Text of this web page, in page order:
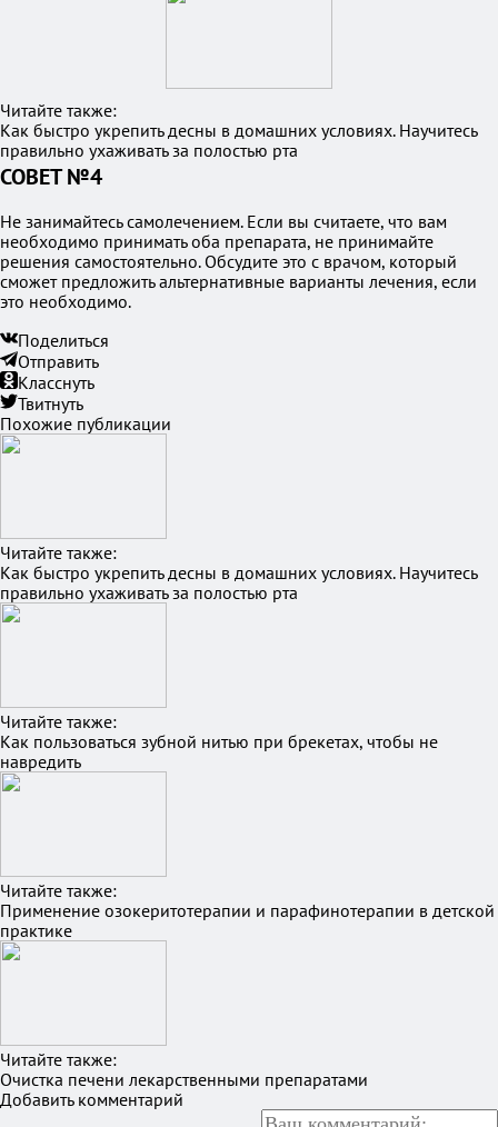
Читайте также:
Как быстро укрепить десны в домашних условиях. Научитесь
правильно ухаживать за полостью рта
СОВЕТ №4
Не занимайтесь самолечением. Если вы считаете, что вам
необходимо принимать оба препарата, не принимайте
решения самостоятельно. Обсудите это с врачом, который
сможет предложить альтернативные варианты лечения, если
это необходимо.
Поделиться
Отправить
Класснуть
Твитнуть
Похожие публикации
Читайте также:
Как быстро укрепить десны в домашних условиях. Научитесь
правильно ухаживать за полостью рта
Читайте также:
Как пользоваться зубной нитью при брекетах, чтобы не
навредить
Читайте также:
Применение озокеритотерапии и парафинотерапии в детской
практике
Читайте также:
Очистка печени лекарственными препаратами
Добавить комментарий